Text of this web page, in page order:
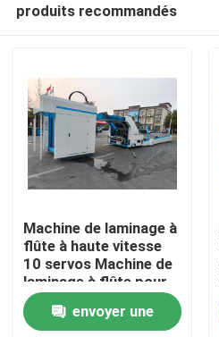
Maison
Produits
Exposition de VR
produits recommandés
Machine de laminage à
flûte à haute vitesse
10 servos Machine de
laminage à flûte pour
l'industrie des cartons
ondulésenvoyer une